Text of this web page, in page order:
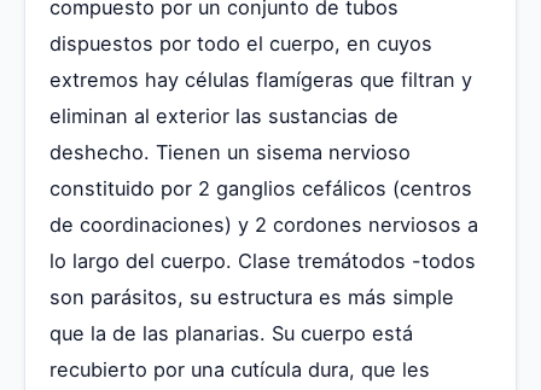
compuesto por un conjunto de tubos
dispuestos por todo el cuerpo, en cuyos
extremos hay células flamígeras que filtran y
eliminan al exterior las sustancias de
deshecho. Tienen un sisema nervioso
constituido por 2 ganglios cefálicos (centros
de coordinaciones) y 2 cordones nerviosos a
lo largo del cuerpo. Clase tremátodos -todos
son parásitos, su estructura es más simple
que la de las planarias. Su cuerpo está
recubierto por una cutícula dura, que les